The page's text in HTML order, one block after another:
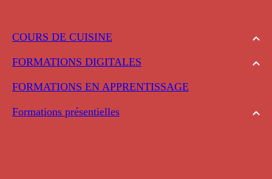
COURS DE CUISINE
FORMATIONS DIGITALES
FORMATIONS EN APPRENTISSAGE
Formations présentielles